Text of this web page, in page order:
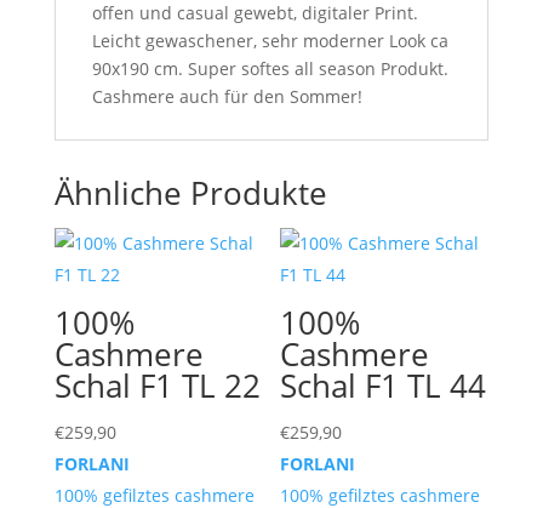
offen und casual gewebt, digitaler Print.
Leicht gewaschener, sehr moderner Look ca
90x190 cm. Super softes all season Produkt.
Cashmere auch für den Sommer!
Ähnliche Produkte
100%
Cashmere
Schal F1 TL 22
€259,90
FORLANI
100% gefilztes cashmere
100%
Cashmere
Schal F1 TL 44
€259,90
FORLANI
100% gefilztes cashmere